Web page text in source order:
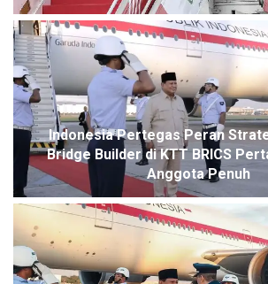
Indonesia Pertegas Peran
Bridge Builder di KTT BRICS
Anggota Penuh